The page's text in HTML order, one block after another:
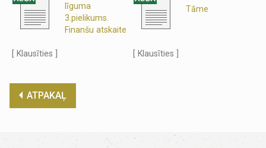
līguma
3.pielikums.
Finanšu atskaite
[ Klausīties ]
Tāme
[ Klausīties ]
ATPAKAĻ